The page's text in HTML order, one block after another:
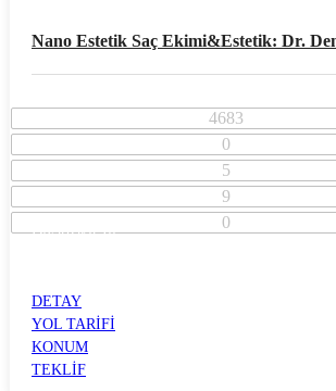
Nano Estetik Saç Ekimi&estetik: Dr.
4683
0
5
9
0
Diyarbakır İli
DETAY
YOL TARİFİ
KONUM
TEKLİF